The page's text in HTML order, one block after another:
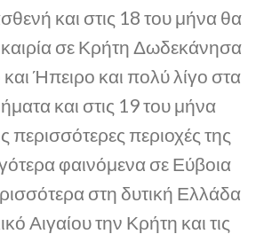
και στις 18 του μήνα θα
σε Κρήτη Δωδεκάνησα
και Ήπειρο και πολύ λίγο στα
και στις 19 του μήνα
περισσότερες περιοχές της
φαινόμενα σε Εύβοια
στη δυτική Ελλάδα
Αιγαίου την Κρήτη και τις